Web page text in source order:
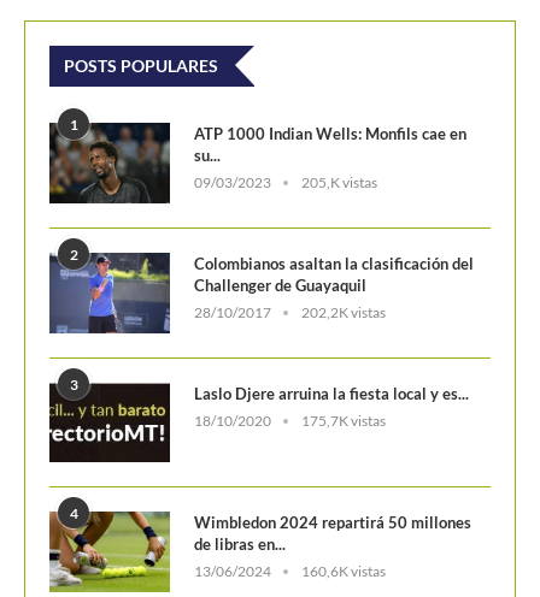
POSTS POPULARES
1
ATP 1000 Indian Wells: Monfils cae en
su...
09/03/2023 205,K vistas
2
Colombianos asaltan la clasificación del
Challenger de Guayaquil
28/10/2017 202,2K vistas
3 Laslo Djere arruina la fiesta local y es...
18/10/2020 175,7K vistas
4
Wimbledon 2024 repartirá 50 millones
de libras en...
13/06/2024 160,6K vistas